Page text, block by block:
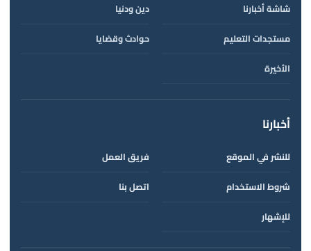
شاشة أخبارنا
دين ودنيا
مستجدات التعليم
حوادث وقضايا
الأخيرة
أخبارنا
للنشر في الموقع
فريق العمل
شروط الاستخدام
اتصل بنا
للإشهار